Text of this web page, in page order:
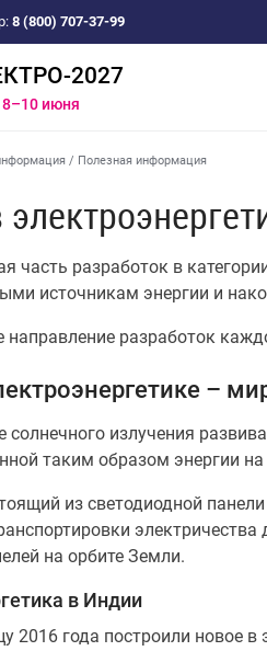
8 (800) 707-37-99
2027
8–10 июня
/ Полезная информация
часть разработок в
источникам энергии и
направление разработок
–
солнечного излучения
таким образом энергии
из светодиодной
на орбите Земли.
в Индии
2016 года построили новое